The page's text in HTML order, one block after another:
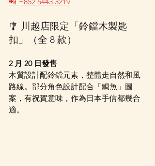
🎐 川越店限定「鈴鐺木製匙
扣」（全 8 款）
2 月 20 日發售
木質設計配鈴鐺元素，整體走自然和風
路線。部分角色設計配合「鯛魚」圖
案，有祝賀意味，作為日本手信都幾合
適。